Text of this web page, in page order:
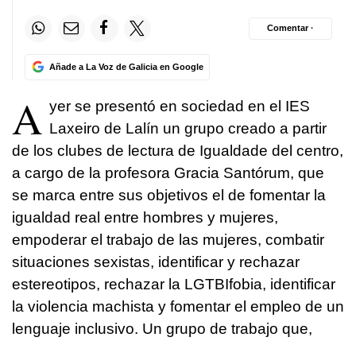
Añade a La Voz de Galicia en Google
Comentar ·
A yer se presentó en sociedad en el IES
Laxeiro de Lalín un grupo creado a partir
de los clubes de lectura de Igualdade del centro,
a cargo de la profesora Gracia Santórum, que
se marca entre sus objetivos el de fomentar la
igualdad real entre hombres y mujeres,
empoderar el trabajo de las mujeres, combatir
situaciones sexistas, identificar y rechazar
estereotipos, rechazar la LGTBIfobia, identificar
la violencia machista y fomentar el empleo de un
lenguaje inclusivo. Un grupo de trabajo que,